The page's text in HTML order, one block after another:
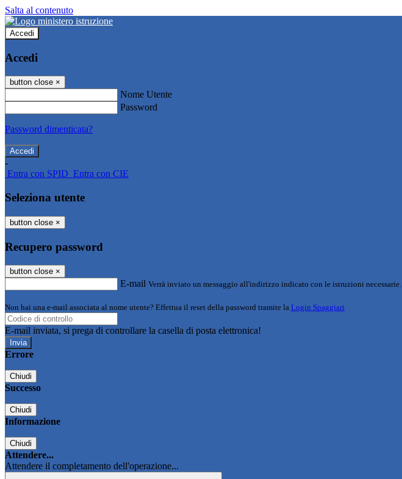
Salta al contenuto
Accedi
Accedi
button close ×
Nome Utente
Password
Password dimenticata?
-
Entra con SPID Entra con CIE
Seleziona utente
button close ×
Recupero password
button close ×
E-mail Verrà inviato un messaggio all'indirizzo indicato con le istruzioni necessarie.
Non hai una e-mail associata al nome utente? Effettua il reset della password tramite la Login Spaggiari
E-mail inviata, si prega di controllare la casella di posta elettronica!
Errore
Chiudi
Successo
Chiudi
Informazione
Chiudi
Attendere...
Attendere il completamento dell'operazione...